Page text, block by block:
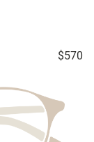
$570